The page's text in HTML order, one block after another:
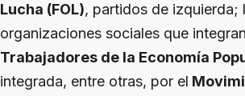
Lucha (FOL), partidos de izquierda;
organizaciones sociales que
Trabajadores de la Economía
integrada, entre otras, por el